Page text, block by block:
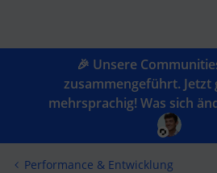
🎉 Unsere
zusammengeführt.
mehrsprachig! Was sich
Performance & Entwicklung